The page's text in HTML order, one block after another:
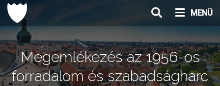
Ugrás
tartalomhoz
MENÜ
Megemlékezés az 1956-os
forradalom és szabadságharc